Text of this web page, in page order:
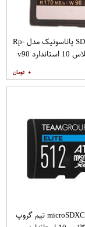
کارت حافظه SD پاناسونیک مدل Rp-
SDZA32G کلاس 10 استاندارد v90
۰
کارت حافظه microSDXC تیم گروپ